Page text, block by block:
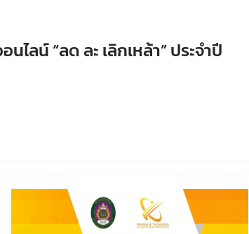
ลน์ “ลด ละ เลิกเหล้า” ประจำปี